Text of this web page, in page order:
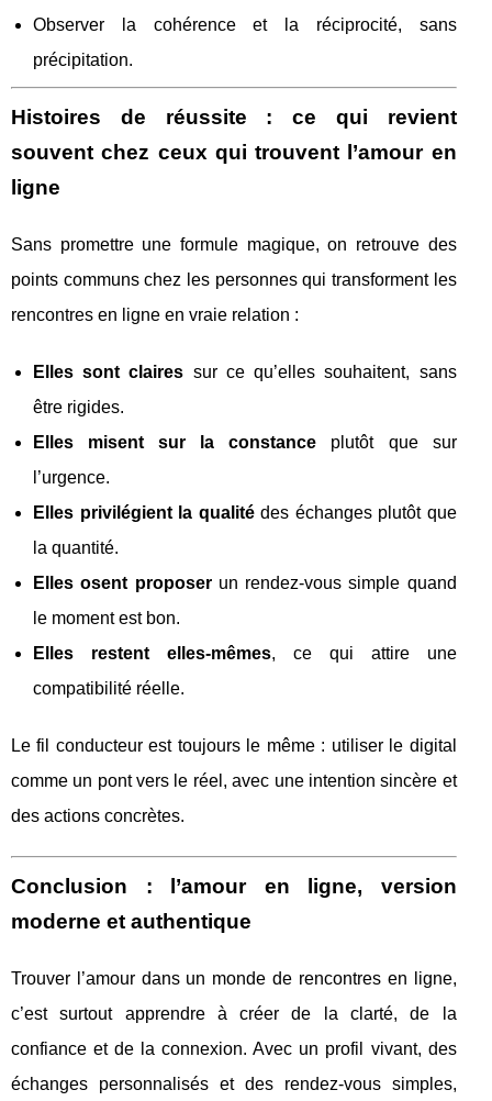
Observer la cohérence et la réciprocité, sans
précipitation.
Histoires de réussite : ce qui revient
souvent chez ceux qui trouvent l’amour en
ligne
Sans promettre une formule magique, on retrouve des
points communs chez les personnes qui transforment les
rencontres en ligne en vraie relation :
Elles sont claires sur ce qu’elles souhaitent, sans
être rigides.
Elles misent sur la constance plutôt que sur
l’urgence.
Elles privilégient la qualitédes échanges plutôt que
la quantité.
Elles osent proposerun rendez-vous simple quand
le moment est bon.
Elles restent elles-mêmes, ce qui attire une
compatibilité réelle.
Le fil conducteur est toujours le même : utiliser le digital
comme un pont vers le réel, avec une intention sincère et
des actions concrètes.
Conclusion : l’amour en ligne, version
moderne et authentique
Trouver l’amour dans un monde de rencontres en ligne,
c’est surtout apprendre à créer de la clarté, de la
confiance et de la connexion. Avec un profil vivant, des
échanges personnalisés et des rendez-vous simples,